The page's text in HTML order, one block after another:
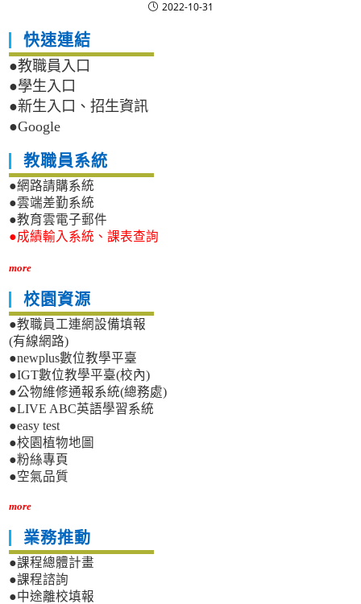
2022-10-31
快速連結
●教職員入口
●學生入口
●新生入口、招生資訊
●Google
教職員系統
●網路請購系統
●雲端差勤系統
●教育雲電子郵件
●成績輸入系統、課表查詢
more
校園資源
●教職員工連網設備填報
(有線網路)
●newplus數位教學平臺
●IGT數位教學平臺(校內)
●公物維修通報系統(總務處)
●LIVE ABC英語學習系統
●easy test
●校園植物地圖
●粉絲專頁
●空氣品質
more
業務推動
●課程總體計畫
●課程諮詢
●中途離校填報